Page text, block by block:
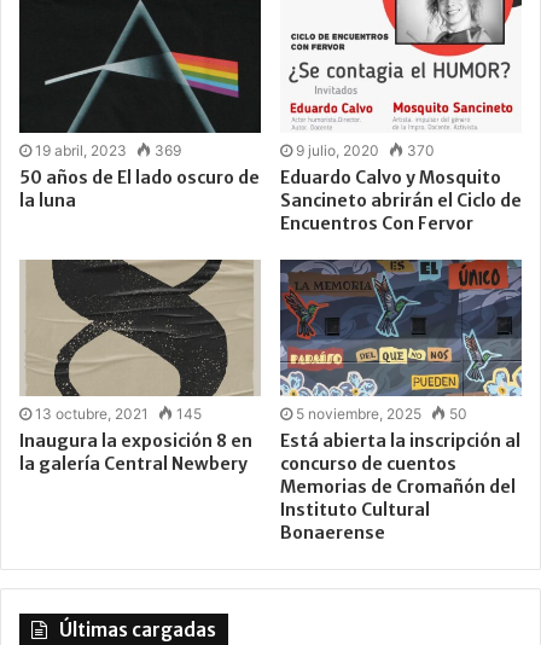
19 abril, 2023 369
50 años de El lado oscuro de
la luna
9 julio, 2020 370
Eduardo Calvo y Mosquito
Sancineto abrirán el Ciclo de
Encuentros Con Fervor
13 octubre, 2021 145
Inaugura la exposición 8 en
la galería Central Newbery
5 noviembre, 2025 50
Está abierta la inscripción al
concurso de cuentos
Memorias de Cromañón del
Instituto Cultural
Bonaerense
Últimas cargadas